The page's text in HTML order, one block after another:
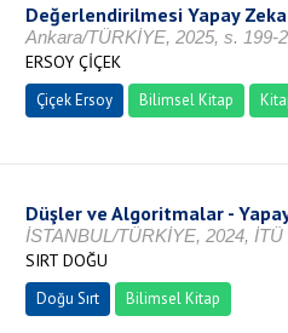
Değerlendirilmesi Yapay
Ankara/TÜRKİYE, 2025, s. 199-
ERSOY ÇİÇEK
Çiçek Ersoy Bilimsel Kitap
Düşler ve Algoritmalar -
İSTANBUL/TÜRKİYE, 2024, İTÜ
SIRT DOĞU
Doğu Sırt Bilimsel Kitap